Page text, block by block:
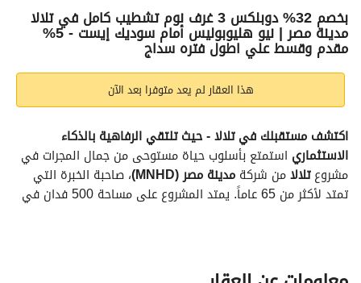
الاماكن القريبةبخصم 32% دوبلكس 3 غرف نوم تشطيب كامل في تلالا
مدينة مصر | نيو هليوبوليس أمام سوديك إيست - 5%
مقدم وقسط علي اطول فتره سداج
هذا العقار لم يعد متوفرا بعد الآن
الاستثماري
مشروع تلالا من شركة مدينة مصر (MNHD)
سهولة الوصول: